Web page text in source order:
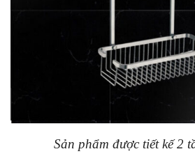
Sản phẩm được tiết kế 2